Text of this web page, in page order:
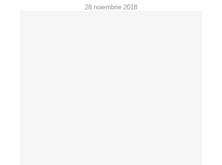
28 noiembrie 2018